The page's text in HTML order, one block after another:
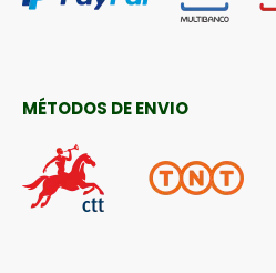
MÉTODOS DE ENVIO